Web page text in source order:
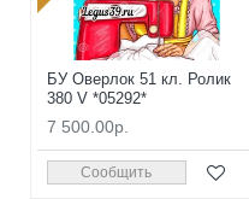
БУ Оверлок 51 кл. Ролик
380 V *05292*
7 500.00р.
Сообщить